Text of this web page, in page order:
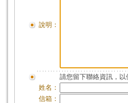
說明：
請您留下聯絡資訊，
姓名：
信箱：